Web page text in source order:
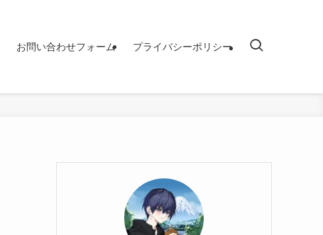
お問い合わせフォーム プライバシーポリシー